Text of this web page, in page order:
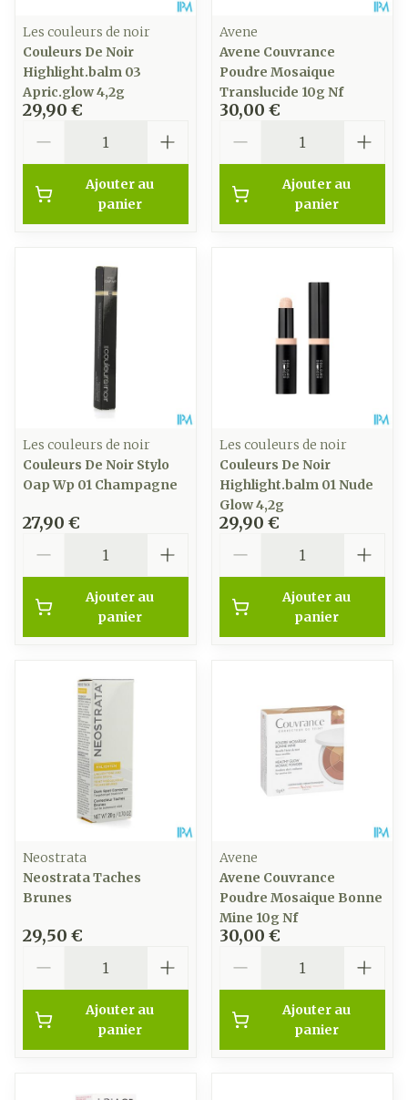
Les couleurs de noir
Couleurs De Noir
Highlight.balm 03
Apric.glow 4,2g
29,90 €
Ajouter au
panier
Avene
Avene Couvrance
Poudre Mosaique
Translucide 10g Nf
30,00 €
Ajouter au
panier
Les couleurs de noir
Couleurs De Noir Stylo
Oap Wp 01 Champagne
27,90 €
Ajouter au
panier
Les couleurs de noir
Couleurs De Noir
Highlight.balm 01 Nude
Glow 4,2g
29,90 €
Ajouter au
panier
Neostrata
Neostrata Taches
Brunes
29,50 €
Ajouter au
panier
Avene
Avene Couvrance
Poudre Mosaique Bonne
Mine 10g Nf
30,00 €
Ajouter au
panier